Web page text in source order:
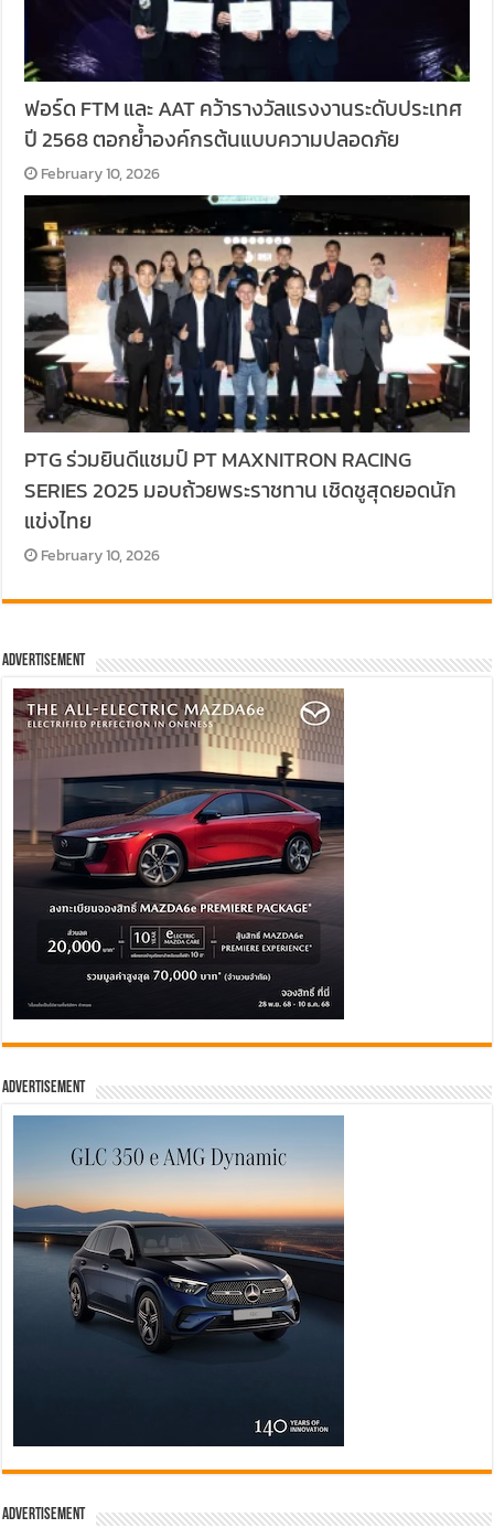
ฟอร์ด FTM และ AAT คว้ารางวัลแรงงานระดับประเทศ
ปี 2568 ตอกย้ำองค์กรต้นแบบความปลอดภัย
February 10, 2026
PTG ร่วมยินดีแชมป์ PT MAXNITRON RACING
SERIES 2025 มอบถ้วยพระราชทาน เชิดชูสุดยอดนัก
แข่งไทย
February 10, 2026
Advertisement
Advertisement
Advertisement